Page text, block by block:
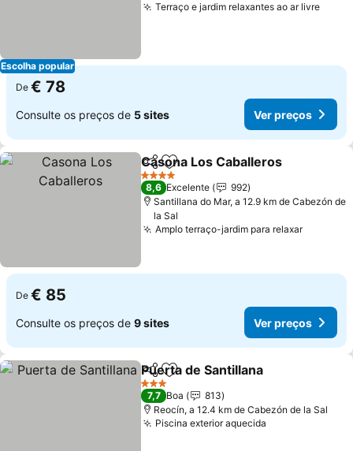
Escolha popular
Terraço e jardim relaxantes ao ar livre
De € 78
Consulte os preços de 5 sites Ver preços
PartilharAdicionar aos favoritos
Casona Los Caballeros
4 Estrelas
8,6 Excelente
992
Santillana do Mar, a 12.9 km de Cabezón de
la Sal
Amplo terraço-jardim para relaxar
De € 85
Consulte os preços de 9 sites Ver preços
PartilharAdicionar aos favoritos
Puerta de Santillana
3 Estrelas
7,7 Boa
813
Reocín, a 12.4 km de Cabezón de la Sal
Piscina exterior aquecida